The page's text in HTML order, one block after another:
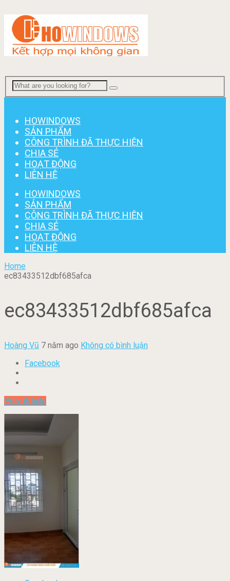
HOWINDOWS
SẢN PHẨM
CÔNG TRÌNH ĐÃ THỰC HIỆN
CHIA SẺ
HOẠT ĐỘNG
LIÊN HỆ
HOWINDOWS
SẢN PHẨM
CÔNG TRÌNH ĐÃ THỰC HIỆN
CHIA SẺ
HOẠT ĐỘNG
LIÊN HỆ
Home
ec83433512dbf685afca
ec83433512dbf685afca
Hoàng Vũ 7 năm ago Không có bình luận
Facebook
Prev Article